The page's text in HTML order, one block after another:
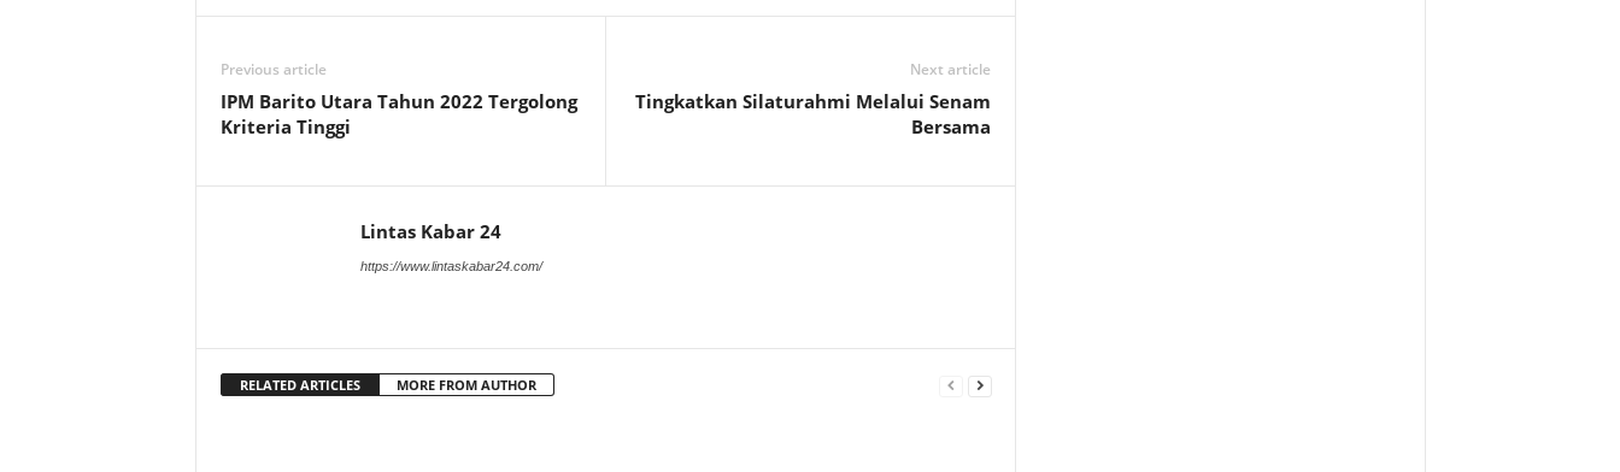
Previous article
IPM Barito Utara Tahun 2022 Tergolong
Kriteria Tinggi
Next article
Tingkatkan Silaturahmi Melalui Senam
Bersama
Lintas Kabar 24
https://www.lintaskabar24.com/
RELATED ARTICLES MORE FROM AUTHOR